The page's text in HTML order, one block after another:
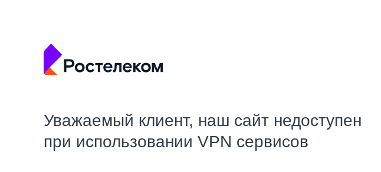
Уважаемый клиент, наш сайт недоступен
при использовании VPN сервисов